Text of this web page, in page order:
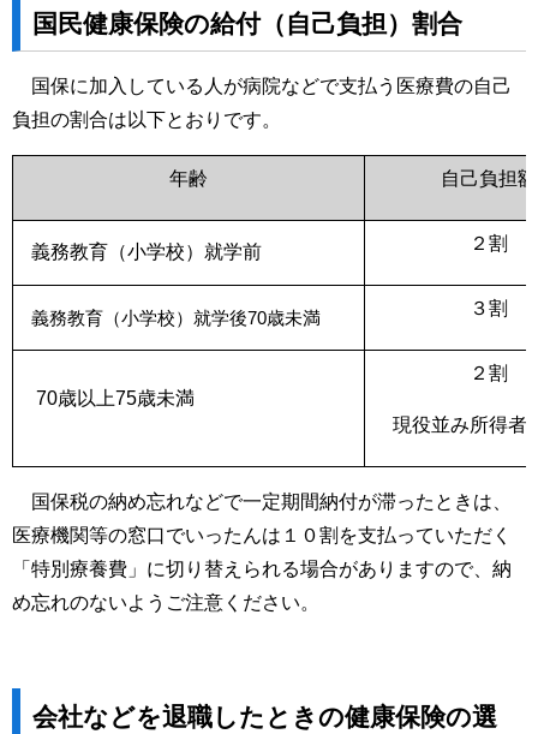
国民健康保険の給付（自己負担）割合
国保に加入している人が病院などで支払う医療費の自己
負担の割合は以下とおりです。
年齢 自己負担額
義務教育（小学校）就学前 ２割
義務教育（小学校）就学後70歳未満 ３割
70歳以上75歳未満
２割
現役並み所得者
国保税の納め忘れなどで一定期間納付が滞ったときは、
医療機関等の窓口でいったんは１０割を支払っていただく
「特別療養費」に切り替えられる場合がありますので、納
め忘れのないようご注意ください。
会社などを退職したときの健康保険の選